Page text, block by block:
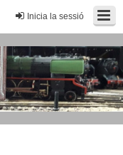
Inicia la sessió